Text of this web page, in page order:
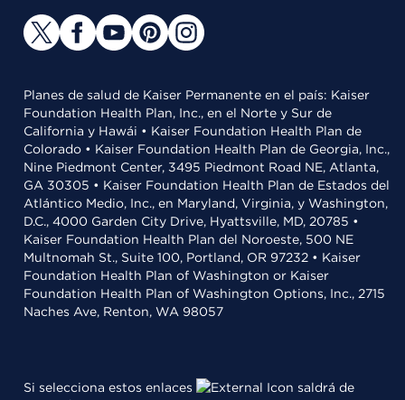
Planes de salud de Kaiser Permanente en el país: Kaiser
Foundation Health Plan, Inc., en el Norte y Sur de
California y Hawái • Kaiser Foundation Health Plan de
Colorado • Kaiser Foundation Health Plan de Georgia, Inc.,
Nine Piedmont Center, 3495 Piedmont Road NE, Atlanta,
GA 30305 • Kaiser Foundation Health Plan de Estados del
Atlántico Medio, Inc., en Maryland, Virginia, y Washington,
D.C., 4000 Garden City Drive, Hyattsville, MD, 20785 •
Kaiser Foundation Health Plan del Noroeste, 500 NE
Multnomah St., Suite 100, Portland, OR 97232 • Kaiser
Foundation Health Plan of Washington or Kaiser
Foundation Health Plan of Washington Options, Inc., 2715
Naches Ave, Renton, WA 98057
Si selecciona estos enlaces
saldrá de